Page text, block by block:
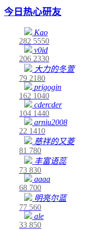
今日热心研友
Kao
282 5550
v0id
206 2330
大力的冬萱
79 2180
prigogin
162 1040
cdercder
104 1440
arniu2008
22 1410
慈祥的又菱
81 780
丰富语蕊
73 830
aaaa
68 700
明亮尔蓝
77 560
ale
33 850